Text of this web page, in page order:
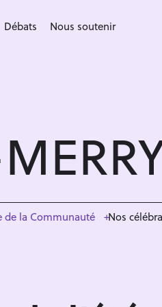
Débats Nous soutenir
de la Communauté Nos